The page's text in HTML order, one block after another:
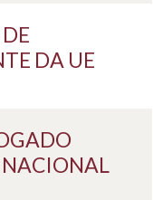
DA UE